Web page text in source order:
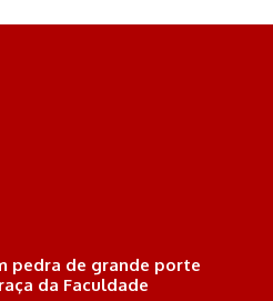
pedra de grande porte
da Faculdade